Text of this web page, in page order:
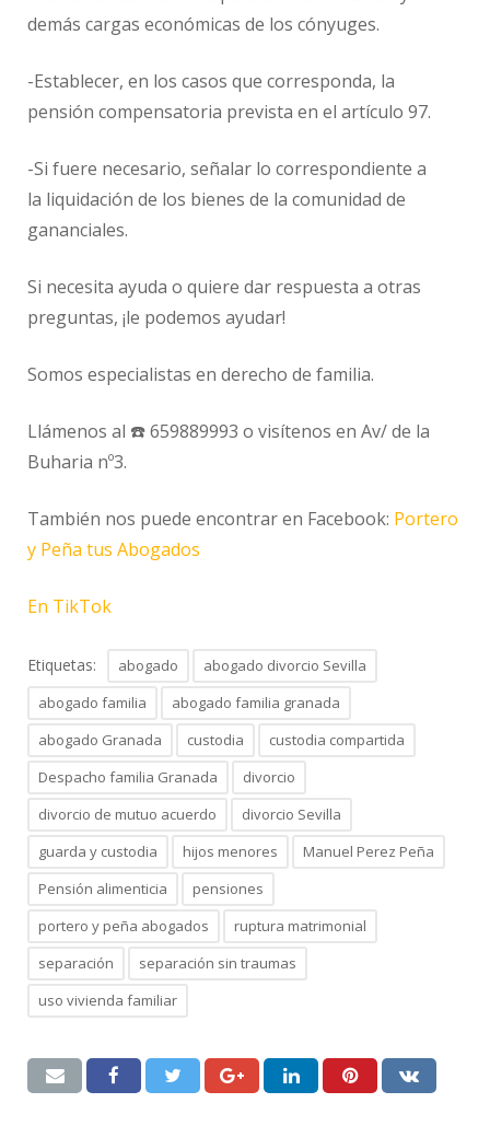
demás cargas económicas de los cónyuges.
-Establecer, en los casos que corresponda, la
pensión compensatoria prevista en el artículo 97.
-Si fuere necesario, señalar lo correspondiente a
la liquidación de los bienes de la comunidad de
gananciales.
Si necesita ayuda o quiere dar respuesta a otras
preguntas, ¡le podemos ayudar!
Somos especialistas en derecho de familia.
Llámenos al ☎️ 659889993 o visítenos en Av/ de la
Buharia nº3.
También nos puede encontrar en Facebook: Portero
y Peña tus Abogados
En TikTok
Etiquetas: abogado
abogado divorcio Sevilla
abogado familia
abogado familia granada
abogado Granada
custodia
custodia compartida
Despacho familia Granada
divorcio
divorcio de mutuo acuerdo
divorcio Sevilla
guarda y custodia
hijos menores
Manuel Perez Peña
Pensión alimenticia
pensiones
portero y peña abogados
ruptura matrimonial
separación
separación sin traumas
uso vivienda familiar